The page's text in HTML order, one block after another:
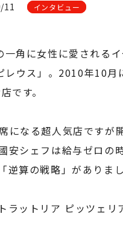
11 インタビュー
角に女性に愛される
ウス」。2010年10
です。
になる超人気店ですが
安シェフは給与ゼロの
算の戦略」がありまし
ラットリア ピッツェリ